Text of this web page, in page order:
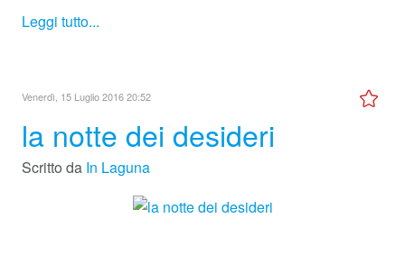
Leggi tutto...
Venerdì, 15 Luglio 2016 20:52
la notte dei desideri
Scritto da In Laguna